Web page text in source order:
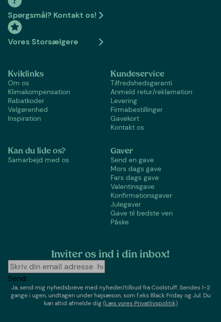
Spørgsmål? Kontakt os!
Vores Storsælgere
Kviklinks
Om os
Klimakompensation
Rabatkoder
Velgørenhed
Inspiration
Kundeservice
Tilfredshedsgaranti
Anmeld retur/reklamation
Levering
Firmabestillinger
Gavekort
Kontakt os
Kan du lide os?
Samarbejd med os
Gaver
Send en gave
Mors dags gave
Fars dags gave
Valentinsgave
Konfirmationsgaver
Julegaver
Gave til bedste ven
Påske
Inviter os ind i din inbox!
Send
Ja, send mig nyhedsbreve med nyheder/tilbud fraCoolstuff. Sendes 1-2
gange i ugen,undtagen under højsæson, som f.eks Black Friday og Jul. Du
kan altid afmelde dig(Læs vores Privatlivspolitik)